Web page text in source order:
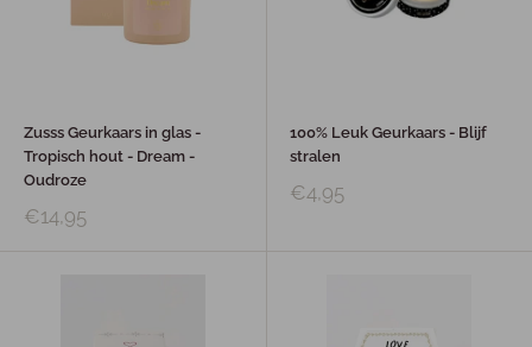
Zusss Geurkaars in glas -
Tropisch hout - Dream -
Oudroze
€14,95
100% Leuk Geurkaars - Blijf
stralen
€4,95